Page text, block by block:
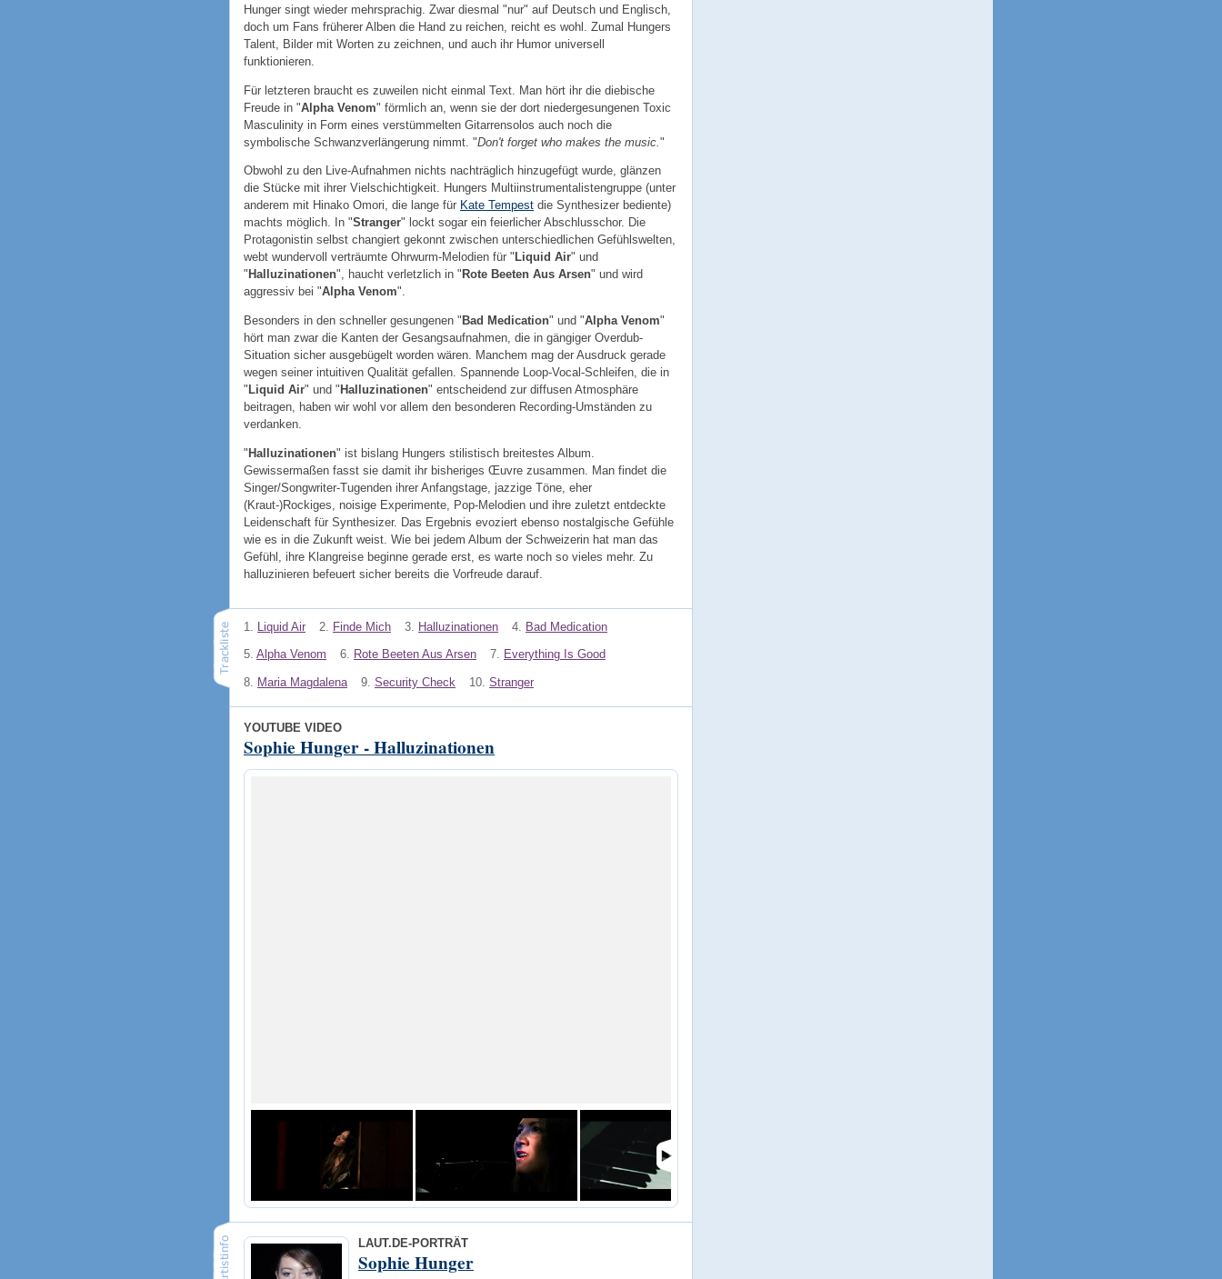
Hunger singt wieder mehrsprachig. Zwar diesmal "nur" auf Deutsch und Englisch,
doch um Fans früherer Alben die Hand zu reichen, reicht es wohl. Zumal Hungers
Talent, Bilder mit Worten zu zeichnen, und auch ihr Humor universell
funktionieren.
Für letzteren braucht es zuweilen nicht einmal Text. Man hört ihr die diebische
Freude in "Alpha Venom" förmlich an, wenn sie der dort niedergesungenen Toxic
Masculinity in Form eines verstümmelten Gitarrensolos auch noch die
symbolische Schwanzverlängerung nimmt. "Don't forget who makes the music. "
Obwohl zu den Live-Aufnahmen nichts nachträglich hinzugefügt wurde, glänzen
die Stücke mit ihrer Vielschichtigkeit. Hungers Multiinstrumentalistengruppe (unter
anderem mit Hinako Omori, die lange für Kate Tempest die Synthesizer bediente)
machts möglich. In "Stranger" lockt sogar ein feierlicher Abschlusschor. Die
Protagonistin selbst changiert gekonnt zwischen unterschiedlichen Gefühlswelten,
webt wundervoll verträumte Ohrwurm-Melodien für " Liquid Air" und
" Halluzinationen", haucht verletzlich in " Rote Beeten Aus Arsen" und wird
aggressiv bei "Alpha Venom".
Besonders in den schneller gesungenen " Bad Medication" und "Alpha Venom"
hört man zwar die Kanten der Gesangsaufnahmen, die in gängiger Overdub-
Situation sicher ausgebügelt worden wären. Manchem mag der Ausdruck gerade
wegen seiner intuitiven Qualität gefallen. Spannende Loop-Vocal-Schleifen, die in
" Liquid Air" und " Halluzinationen" entscheidend zur diffusen Atmosphäre
beitragen, haben wir wohl vor allem den besonderen Recording-Umständen zu
verdanken.
" Halluzinationen" ist bislang Hungers stilistisch breitestes Album.
Gewissermaßen fasst sie damit ihr bisheriges Œuvre zusammen. Man findet die
Singer/Songwriter-Tugenden ihrer Anfangstage, jazzige Töne, eher
(Kraut-)Rockiges, noisige Experimente, Pop-Melodien und ihre zuletzt entdeckte
Leidenschaft für Synthesizer. Das Ergebnis evoziert ebenso nostalgische Gefühle
wie es in die Zukunft weist. Wie bei jedem Album der Schweizerin hat man das
Gefühl, ihre Klangreise beginne gerade erst, es warte noch so vieles mehr. Zu
halluzinieren befeuert sicher bereits die Vorfreude darauf.
1. Liquid Air 2. Finde Mich 3. Halluzinationen 4. Bad Medication
5. Alpha Venom 6. Rote Beeten Aus Arsen 7. Everything Is Good
8. Maria Magdalena 9. Security Check 10. Stranger
YOUTUBE VIDEO
Sophie Hunger - Halluzinationen
LAUT.DE-PORTRÄT
Sophie Hunger